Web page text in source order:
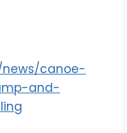
canoe-
and-